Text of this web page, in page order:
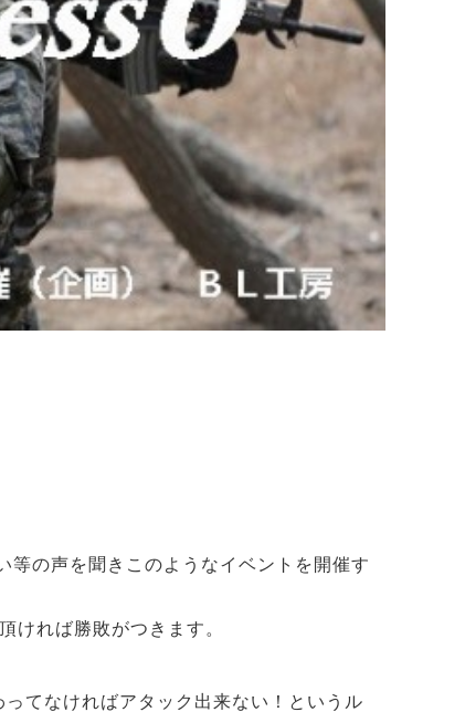
の声を聞きこのようなイベントを開催す
ければ勝敗がつきます。
てなければアタック出来ない！というル